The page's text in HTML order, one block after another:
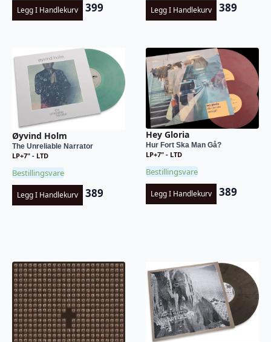
Legg I Handlekurv 399 Legg I Handlekurv 389
Øyvind Holm
The Unreliable Narrator
LP+7" - LTD
Bestillingsvare
Legg I Handlekurv 389
Hey Gloria
Hur Fort Ska Man Gå?
LP+7" - LTD
Bestillingsvare
Legg I Handlekurv 389